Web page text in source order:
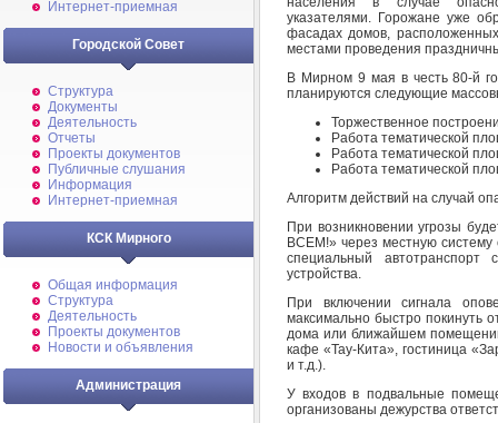
Интернет-приемная
Городской Совет
Структура
Документы
Деятельность
Отчеты
Проекты документов
Публичные слушания
Информация
Интернет-приемная
КСК Мирного
Общая информация
Структура
Деятельность
Проекты документов
Новости и объявления
Администрация
указателями. Горожане уже
фасадах домов,
местами проведения
В Мирном 9 мая в честь 80-й
планируются следующие
Торжественное
Работа тематической
Работа тематической
Работа тематической
Алгоритм действий на случай
При возникновении угрозы
ВСЕМ!» через местную систему
специальный автотранспорт
устройства.
При включении сигнала
максимально быстро покинуть
дома или ближайшем
кафе «Тау-Кита», гостиница
и т.д.).
У входов в подвальные
организованы дежурства